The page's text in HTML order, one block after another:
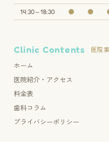
14:30～18:30 ● ●
Clinic Contents 医院
ホーム
医院紹介・アクセス
料金表
歯科コラム
プライバシーポリシー